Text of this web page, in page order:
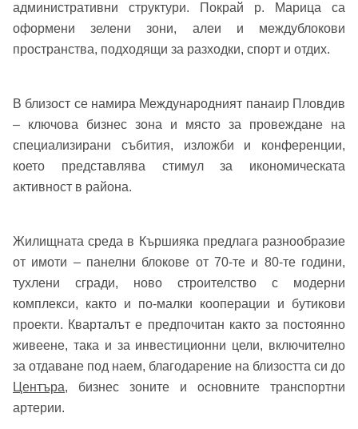
Вход с Google
Вход с Facebook
административни структури. Покрай р. Марица са
оформени зелени зони, алеи и междублокови
пространства, подходящи за разходки, спорт и отдих.
В близост се намира Международният панаир Пловдив
– ключова бизнес зона и място за провеждане на
специализирани събития, изложби и конференции,
което представлява стимул за икономическата
активност в района.
Жилищната среда в Кършияка предлага разнообразие
от имоти – панелни блокове от 70-те и 80-те години,
тухлени сгради, ново строителство с модерни
комплекси, както и по-малки кооперации и бутикови
проекти. Кварталът е предпочитан както за постоянно
живеене, така и за инвестиционни цели, включително
за отдаване под наем, благодарение на близостта си до
Центъра, бизнес зоните и основните транспортни
артерии.
Заяви оглед